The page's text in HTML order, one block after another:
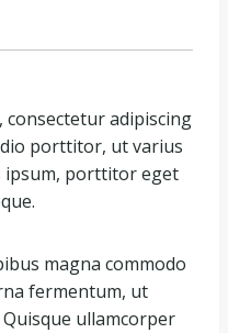
adipiscing
porttitor, ut varius
ipsum, porttitor eget
magna commodo
fermentum, ut
ullamcorper